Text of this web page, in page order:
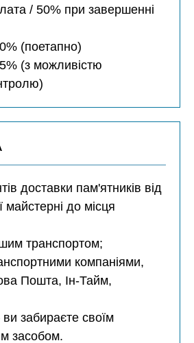
/ 50% при завершенні
(поетапно)
(з можливістю
доставки пам'ятників від
майстерні до місця
транспортом;
компаніями,
Пошта, Ін-Тайм,
забираєте своїм
засобом.